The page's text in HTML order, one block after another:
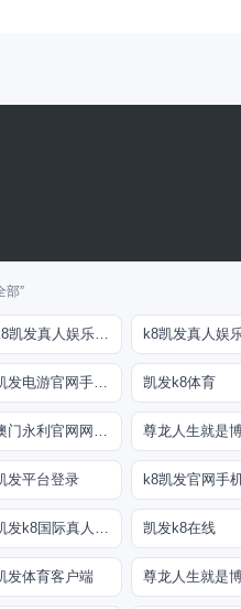
部”
k8凯发真人娱乐手机手机网页版
凯发电游官网手机版 凯发k8体育
澳门永利官网网址8
发平台登录
凯发k8国际真人app 凯发k8在线
发体育客户端